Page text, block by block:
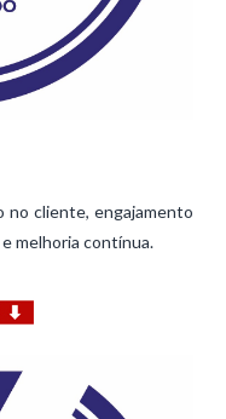
no cliente, engajamento
melhoria contínua.